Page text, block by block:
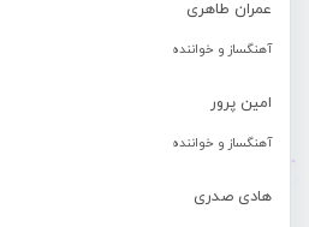
عمران طاهری
آهنگساز و خواننده
امین پرور
آهنگساز و خواننده
هادی صدری